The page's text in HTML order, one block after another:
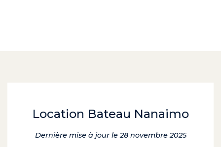
Location Bateau Nanaimo
Dernière mise à jour le 28 novembre 2025